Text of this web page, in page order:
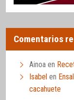
Comentarios
Ainoa en
Isabel en
cacahuete